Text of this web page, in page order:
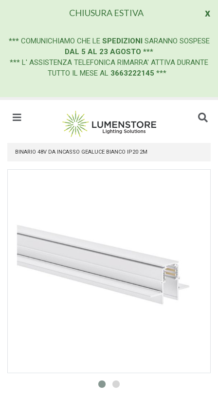
x
CHIUSURA ESTIVA
*** COMUNICHIAMO CHE LE SPEDIZIONI SARANNO SOSPESE
DAL 5 AL 23 AGOSTO ***
*** L' ASSISTENZA TELEFONICA RIMARRA' ATTIVA DURANTE
TUTTO IL MESE AL 3663222145 ***
BINARIO 48V DA INCASSO GEALUCE BIANCO IP20 2M